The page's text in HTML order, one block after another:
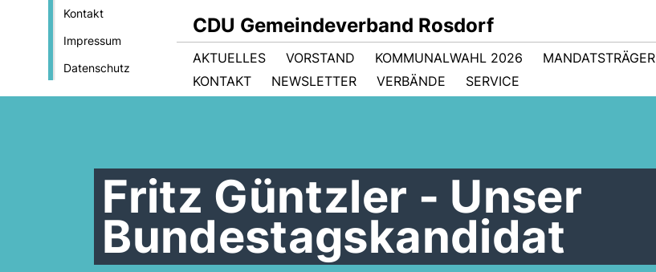
Kontakt
Impressum
Datenschutz
CDU Gemeindeverband Rosdorf
AKTUELLES VORSTAND KOMMUNALWAHL 2026 MANDATSTRÄGER
KONTAKT
NEWSLETTER VERBÄNDE SERVICE
Fritz Güntzler - Unser
Bundestagskandidat